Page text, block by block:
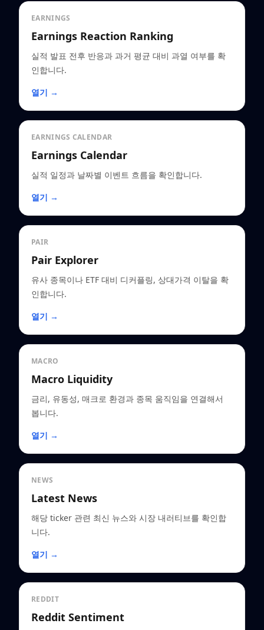
EARNINGS
Earnings Reaction Ranking
실적 발표 전후 반응과 과거 평균 대비 과열 여부를 확
인합니다.
열기 →
EARNINGS CALENDAR
Earnings Calendar
실적 일정과 날짜별 이벤트 흐름을 확인합니다.
열기 →
PAIR
Pair Explorer
유사 종목이나 ETF 대비 디커플링, 상대가격 이탈을 확
인합니다.
열기 →
MACRO
Macro Liquidity
금리, 유동성, 매크로 환경과 종목 움직임을 연결해서
봅니다.
열기 →
NEWS
Latest News
해당 ticker 관련 최신 뉴스와 시장 내러티브를 확인합
니다.
열기 →
REDDIT
Reddit Sentiment